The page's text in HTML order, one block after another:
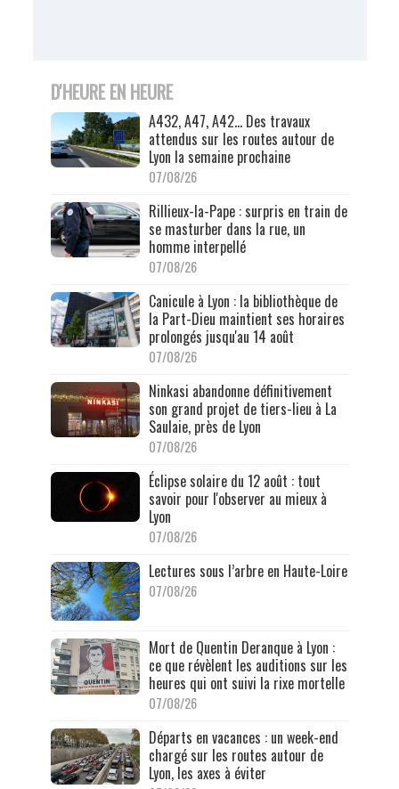
D'HEURE EN HEURE
A432, A47, A42… Des travaux
attendus sur les routes autour de
Lyon la semaine prochaine
07/08/26
Rillieux-la-Pape : surpris en train de
se masturber dans la rue, un
homme interpellé
07/08/26
Canicule à Lyon : la bibliothèque de
la Part-Dieu maintient ses horaires
prolongés jusqu'au 14 août
07/08/26
Ninkasi abandonne définitivement
son grand projet de tiers-lieu à La
Saulaie, près de Lyon
07/08/26
Éclipse solaire du 12 août : tout
savoir pour l'observer au mieux à
Lyon
07/08/26
Lectures sous l’arbre en Haute-Loire
07/08/26
Mort de Quentin Deranque à Lyon :
ce que révèlent les auditions sur les
heures qui ont suivi la rixe mortelle
07/08/26
Départs en vacances : un week-end
chargé sur les routes autour de
Lyon, les axes à éviter